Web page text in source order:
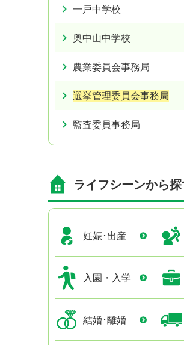
一戸中学校
奥中山中学校
農業委員会事務局
選挙管理委員会事務局
監査委員事務局
ライフシーンから
妊娠･出産
入園・入学
結婚･離婚